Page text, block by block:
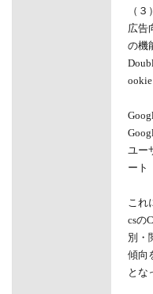
（
広告
の機
ユー
ート
これ
csの
別・
傾向
とな